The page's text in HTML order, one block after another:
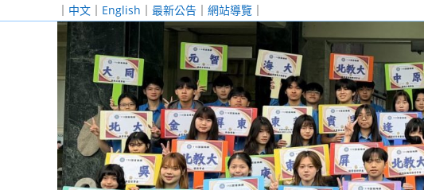
｜ 中文 ｜ English ｜ 最新公告 ｜ 網站導覽 ｜